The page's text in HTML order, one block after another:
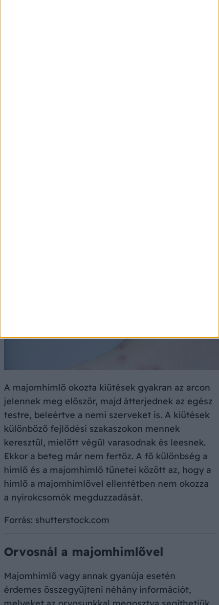
A majomhimlő okozta kiütések gyakran az arcon
jelennek meg először, majd átterjednek az egész
testre, beleértve a nemi szerveket is. A kiütések
különböző fejlődési szakaszokon mennek
keresztül, mielőtt végül varasodnak és leesnek.
Ekkor a beteg már nem fertőz. A fő különbség a
himlő és a majomhimlő tünetei között az, hogy a
himlő a majomhimlővel ellentétben nem okozza
a nyirokcsomók megduzzadását.
Forrás: shutterstock.com
Orvosnál a majomhimlővel
Majomhimlő vagy annak gyanúja esetén
érdemes összegyűjteni néhány információt,